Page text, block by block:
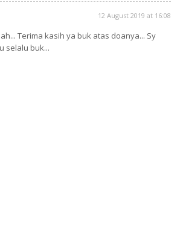
12 August 2019 at 16:08
Terima kasih ya buk atas doanya... Sy
selalu buk...